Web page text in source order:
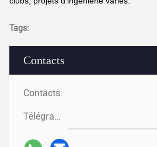
Contacts
Contacts:
Télégramme:
Tags: